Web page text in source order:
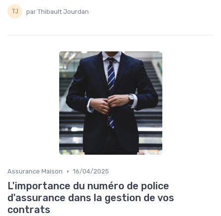
par Thibault Jourdan
Assurance Maison • 16/04/2025
L'importance du numéro de police
d'assurance dans la gestion de vos
contrats